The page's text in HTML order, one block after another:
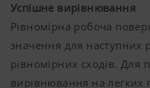
Успішне вирівнювання
Рівномірна робоча
значення для наступних
рівномірних сходів.
вирівнювання на легких